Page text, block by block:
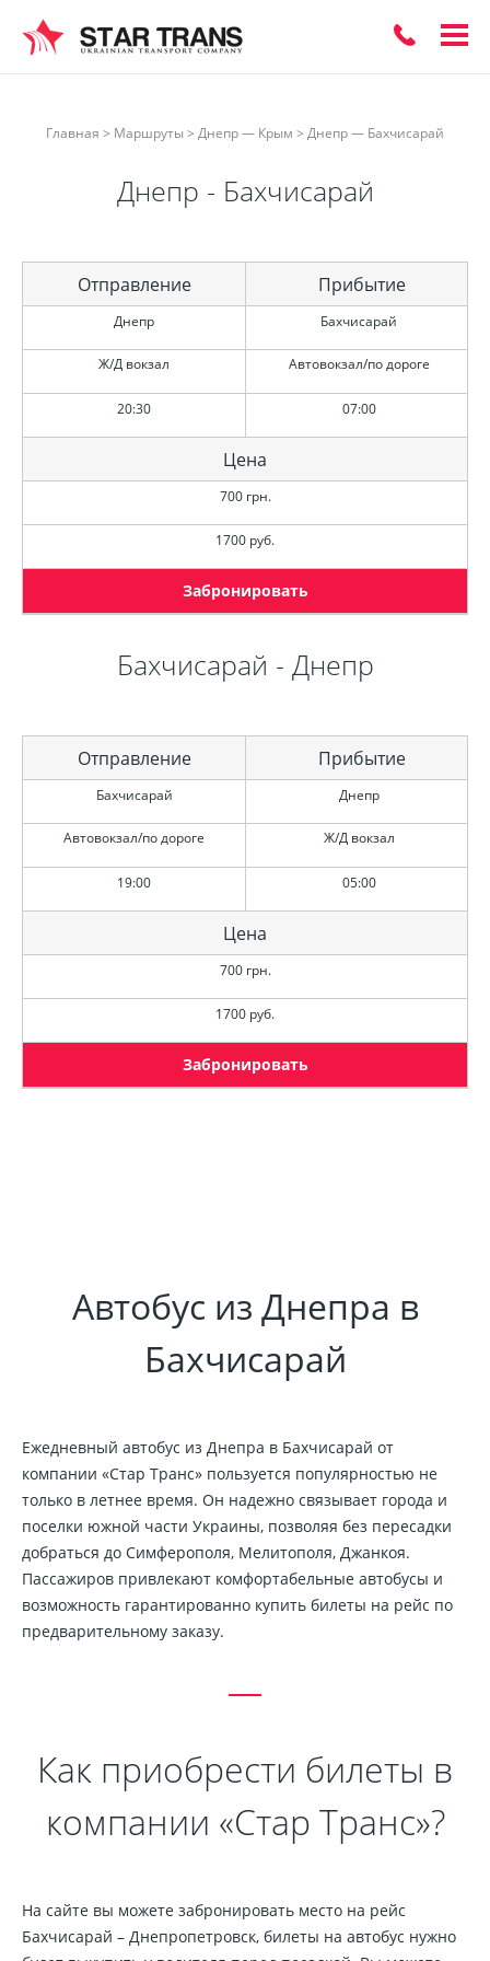
Главная > Маршруты> Днепр — Крым > Днепр — Бахчисарай
Днепр - Бахчисарай
Отправление
Днепр
Ж/Д вокзал
20:30
Прибытие
Бахчисарай
Автовокзал/по дороге
07:00
Цена
700 грн.
1700 руб.
Забронировать
Бахчисарай - Днепр
Отправление
Бахчисарай
Автовокзал/по дороге
19:00
Прибытие
Днепр
Ж/Д вокзал
05:00
Цена
700 грн.
1700 руб.
Забронировать
Автобус из Днепра в
Бахчисарай
Ежедневный автобус из Днепра в Бахчисарай от
компании «Стар Транс» пользуется популярностью не
только в летнее время. Он надежно связывает города и
поселки южной части Украины, позволяя без пересадки
добраться до Симферополя, Мелитополя, Джанкоя.
Пассажиров привлекают комфортабельные автобусы и
возможность гарантированно купить билеты на рейс по
предварительному заказу.
Как приобрести билеты в
компании «Стар Транс»?
На сайте вы можете забронировать место на рейс
Бахчисарай – Днепропетровск, билеты на автобус нужно